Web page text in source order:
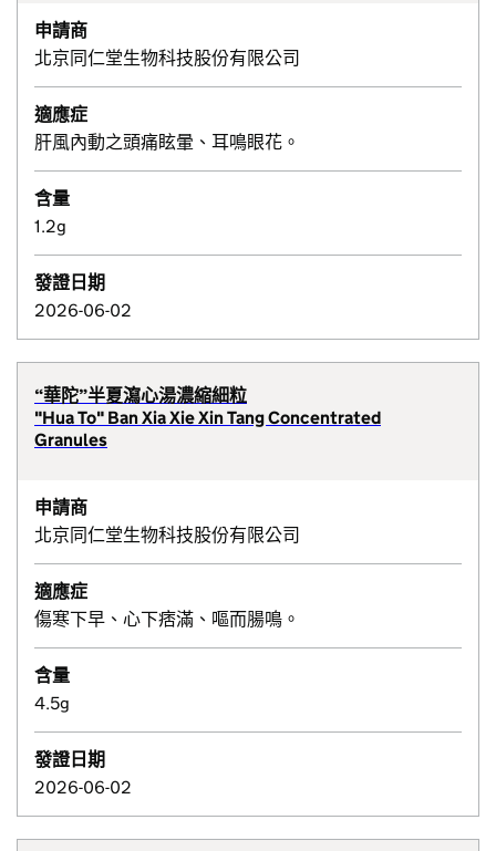
申請商
北京同仁堂生物科技股份有限公司
適應症
肝風內動之頭痛眩暈、耳鳴眼花。
含量
1.2g
發證日期
2026-06-02
“華陀”半夏瀉心湯濃縮細粒
"Hua To" Ban Xia Xie Xin Tang Concentrated
Granules
申請商
北京同仁堂生物科技股份有限公司
適應症
傷寒下早、心下痞滿、嘔而腸鳴。
含量
4.5g
發證日期
2026-06-02